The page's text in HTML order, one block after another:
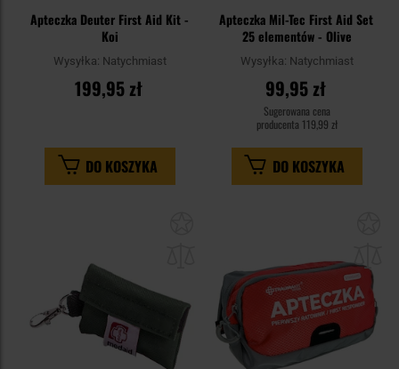
Apteczka Deuter First Aid Kit -
Koi
Wysyłka: Natychmiast
199,95 zł
DO KOSZYKA
Apteczka Mil-Tec First Aid Set
25 elementów - Olive
Wysyłka: Natychmiast
99,95 zł
Sugerowana cena
producenta 119,99 zł
DO KOSZYKA